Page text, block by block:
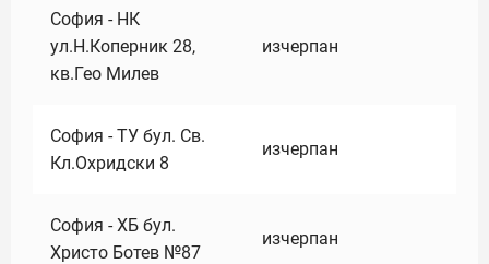
София - НК
ул.Н.Коперник 28,
кв.Гео Милев
изчерпан
София - ТУ бул. Св.
Кл.Охридски 8
изчерпан
София - ХБ бул.
Христо Ботев №87
изчерпан